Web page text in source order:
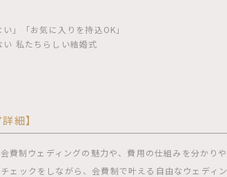
」「お気に入りを持込OK」
私たちらしい結婚式
細】
費制ウェディングの魅力や、費用の仕組みを分かりや
ェックをしながら、会費制で叶える自由なウェディン